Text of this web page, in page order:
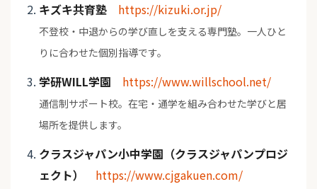
キズキ共育塾 https://kizuki.or.jp/
不登校・中退からの学び直しを支える専門塾。一人ひと
りに合わせた個別指導です。
学研WILL学園 https://www.willschool.net/
通信制サポート校。在宅・通学を組み合わせた学びと居
場所を提供します。
クラスジャパン小中学園（クラスジャパンプロジ
ェクト）
https://www.cjgakuen.com/